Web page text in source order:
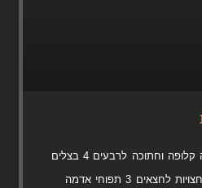
חומרים: עופות נקיים בטטה קלופה וחתוכה לרבעים 4 בצלים
חצויים לחצאים 4 עגבניות חצויות לחצאים 3 תפוחי אדמה